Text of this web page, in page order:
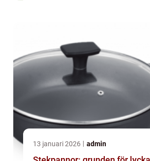
13 januari 2026 admin